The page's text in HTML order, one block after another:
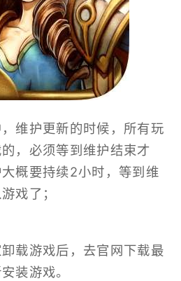
维护更新的时候，所有玩
，必须等到维护结束才
概要持续2小时，等到维
戏了；
载游戏后，去官网下载最
装游戏。